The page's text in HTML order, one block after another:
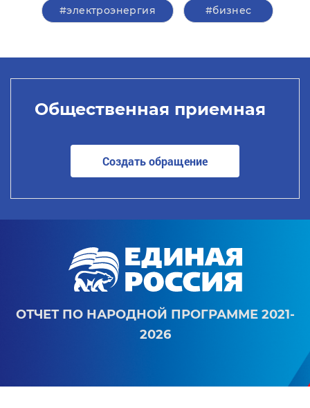
#электроэнергия #бизнес
Общественная приемная
Создать обращение
ОТЧЕТ ПО НАРОДНОЙ ПРОГРАММЕ 2021-
2026